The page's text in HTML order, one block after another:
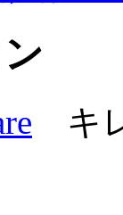
キ